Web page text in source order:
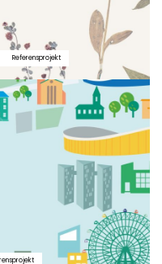
Referensprojekt